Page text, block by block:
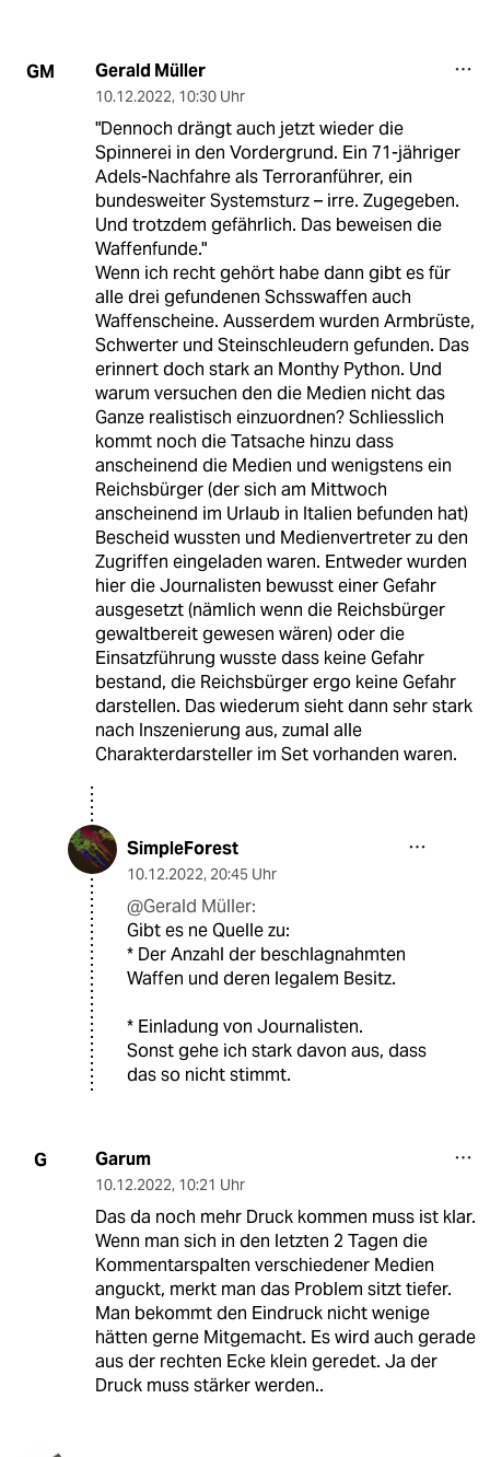
GM Gerald Müller
10.12.2022, 10:30 Uhr
"Dennoch drängt auch jetzt wieder die
Spinnerei in den Vordergrund. Ein 71-jähriger
Adels-Nachfahre als Terroranführer, ein
bundesweiter Systemsturz – irre. Zugegeben.
Und trotzdem gefährlich. Das beweisen die
Waffenfunde."
Wenn ich recht gehört habe dann gibt es für
alle drei gefundenen Schsswaffen auch
Waffenscheine. Ausserdem wurden Armbrüste,
Schwerter und Steinschleudern gefunden. Das
erinnert doch stark an Monthy Python. Und
warum versuchen den die Medien nicht das
Ganze realistisch einzuordnen? Schliesslich
kommt noch die Tatsache hinzu dass
anscheinend die Medien und wenigstens ein
Reichsbürger (der sich am Mittwoch
anscheinend im Urlaub in Italien befunden hat)
Bescheid wussten und Medienvertreter zu den
Zugriffen eingeladen waren. Entweder wurden
hier die Journalisten bewusst einer Gefahr
ausgesetzt (nämlich wenn die Reichsbürger
gewaltbereit gewesen wären) oder die
Einsatzführung wusste dass keine Gefahr
bestand, die Reichsbürger ergo keine Gefahr
darstellen. Das wiederum sieht dann sehr stark
nach Inszenierung aus, zumal alle
Charakterdarsteller im Set vorhanden waren.
SimpleForest
10.12.2022, 20:45 Uhr
@Gerald Müller:
Gibt es ne Quelle zu:
* Der Anzahl der beschlagnahmten
Waffen und deren legalem Besitz.
* Einladung von Journalisten.
Sonst gehe ich stark davon aus, dass
das so nicht stimmt.
G Garum
10.12.2022, 10:21 Uhr
Das da noch mehr Druck kommen muss ist klar.
Wenn man sich in den letzten 2 Tagen die
Kommentarspalten verschiedener Medien
anguckt, merkt man das Problem sitzt tiefer.
Man bekommt den Eindruck nicht wenige
hätten gerne Mitgemacht. Es wird auch gerade
aus der rechten Ecke klein geredet. Ja der
Druck muss stärker werden..